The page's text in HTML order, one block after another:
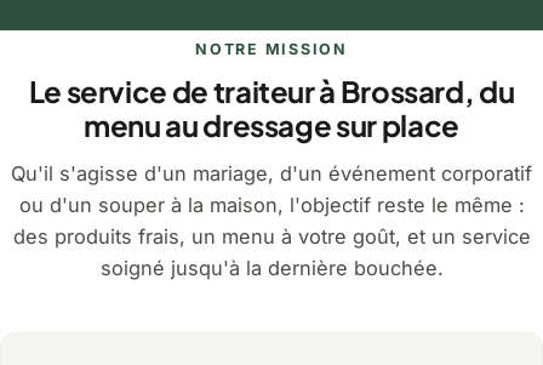
NOTRE MISSION
Le service de traiteur à Brossard, du
menu au dressage sur place
Qu'il s'agisse d'un mariage, d'un événement corporatif
ou d'un souper à la maison, l'objectif reste le même :
des produits frais, un menu à votre goût, et un service
soigné jusqu'à la dernière bouchée.